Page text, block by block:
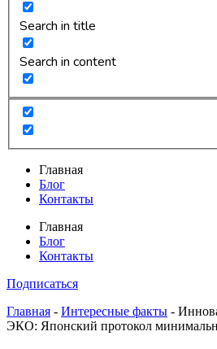
Search in title
Search in content
Главная
Блог
Контакты
Главная
Блог
Контакты
Подписаться
Главная - Интересные факты -
ЭКО: Японский протокол